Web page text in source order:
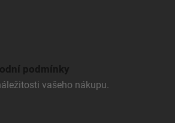
podmínky
vašeho nákupu.